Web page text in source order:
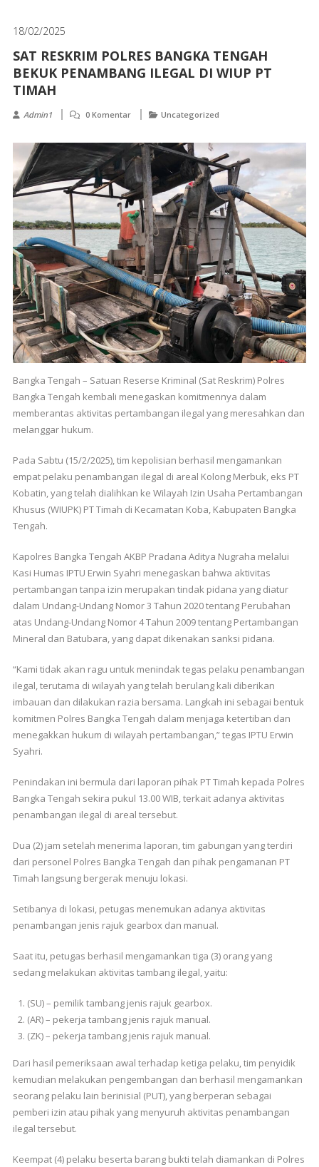
18/02/2025
SAT RESKRIM POLRES BANGKA TENGAH
BEKUK PENAMBANG ILEGAL DI WIUP PT
TIMAH
Admin1 0 Komentar Uncategorized
Bangka Tengah – Satuan Reserse Kriminal (Sat Reskrim) Polres
Bangka Tengah kembali menegaskan komitmennya dalam
memberantas aktivitas pertambangan ilegal yang meresahkan dan
melanggar hukum.
Pada Sabtu (15/2/2025), tim kepolisian berhasil mengamankan
empat pelaku penambangan ilegal di areal Kolong Merbuk, eks PT
Kobatin, yang telah dialihkan ke Wilayah Izin Usaha Pertambangan
Khusus (WIUPK) PT Timah di Kecamatan Koba, Kabupaten Bangka
Tengah.
Kapolres Bangka Tengah AKBP Pradana Aditya Nugraha melalui
Kasi Humas IPTU Erwin Syahri menegaskan bahwa aktivitas
pertambangan tanpa izin merupakan tindak pidana yang diatur
dalam Undang-Undang Nomor 3 Tahun 2020 tentang Perubahan
atas Undang-Undang Nomor 4 Tahun 2009 tentang Pertambangan
Mineral dan Batubara, yang dapat dikenakan sanksi pidana.
“Kami tidak akan ragu untuk menindak tegas pelaku penambangan
ilegal, terutama di wilayah yang telah berulang kali diberikan
imbauan dan dilakukan razia bersama. Langkah ini sebagai bentuk
komitmen Polres Bangka Tengah dalam menjaga ketertiban dan
menegakkan hukum di wilayah pertambangan,” tegas IPTU Erwin
Syahri.
Penindakan ini bermula dari laporan pihak PT Timah kepada Polres
Bangka Tengah sekira pukul 13.00 WIB, terkait adanya aktivitas
penambangan ilegal di areal tersebut.
Dua (2) jam setelah menerima laporan, tim gabungan yang terdiri
dari personel Polres Bangka Tengah dan pihak pengamanan PT
Timah langsung bergerak menuju lokasi.
Setibanya di lokasi, petugas menemukan adanya aktivitas
penambangan jenis rajuk gearbox dan manual.
Saat itu, petugas berhasil mengamankan tiga (3) orang yang
sedang melakukan aktivitas tambang ilegal, yaitu:
(SU) – pemilik tambang jenis rajuk gearbox.
(AR) – pekerja tambang jenis rajuk manual.
(ZK) – pekerja tambang jenis rajuk manual.
Dari hasil pemeriksaan awal terhadap ketiga pelaku, tim penyidik
kemudian melakukan pengembangan dan berhasil mengamankan
seorang pelaku lain berinisial (PUT), yang berperan sebagai
pemberi izin atau pihak yang menyuruh aktivitas penambangan
ilegal tersebut.
Keempat (4) pelaku beserta barang bukti telah diamankan di Polres